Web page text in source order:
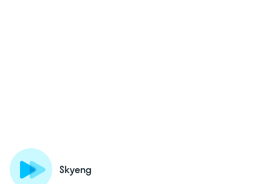
Skyeng